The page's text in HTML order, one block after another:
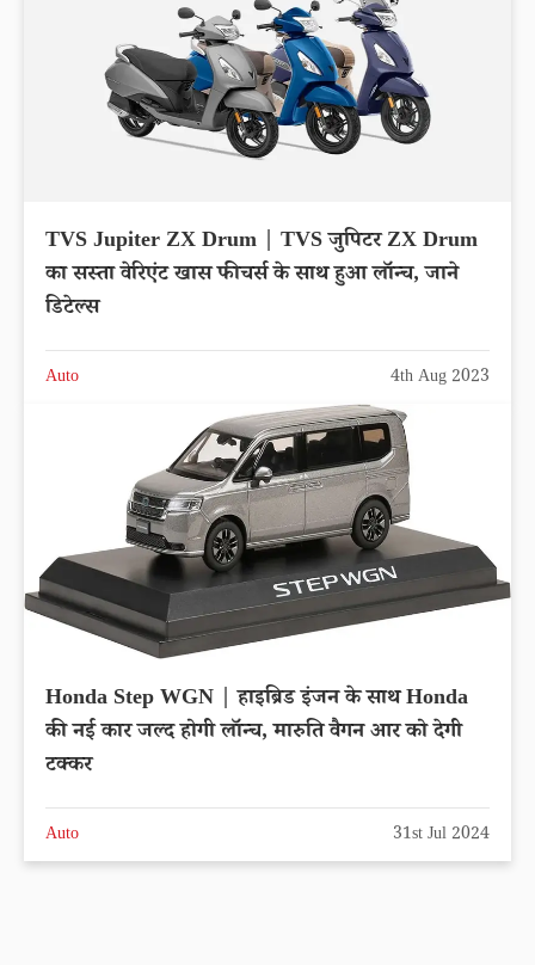
TVS Jupiter ZX Drum | TVS जुपिटर ZX Drum
का सस्ता वेरिएंट खास फीचर्स के साथ हुआ लॉन्च, जाने
डिटेल्स
Auto 4th Aug 2023
Honda Step WGN | हाइब्रिड इंजन के साथ Honda
की नई कार जल्द होगी लॉन्च, मारुति वैगन आर को देगी
टक्कर
Auto 31st Jul 2024